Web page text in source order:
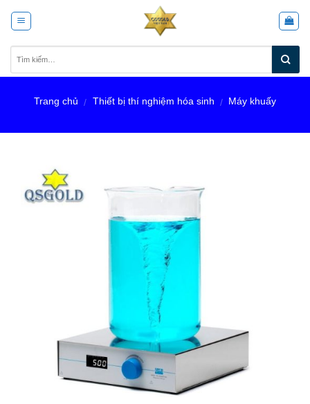
Trang chủ / Thiết bị thí nghiệm hóa sinh / Máy khuấy